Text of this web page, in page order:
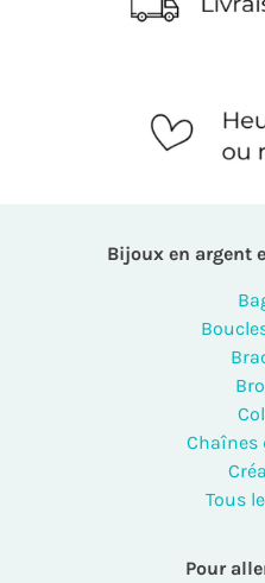
Bijoux en argent
Chaînes
Tous
Pour